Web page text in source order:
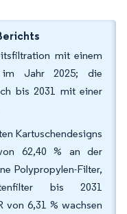
mit einem
im Jahr 2025; die
bis 2031 mit einer
Kartuschendesigns
62,40 % an der
Polypropylen-Filter,
bis 2031
von 6,31 % wachsen